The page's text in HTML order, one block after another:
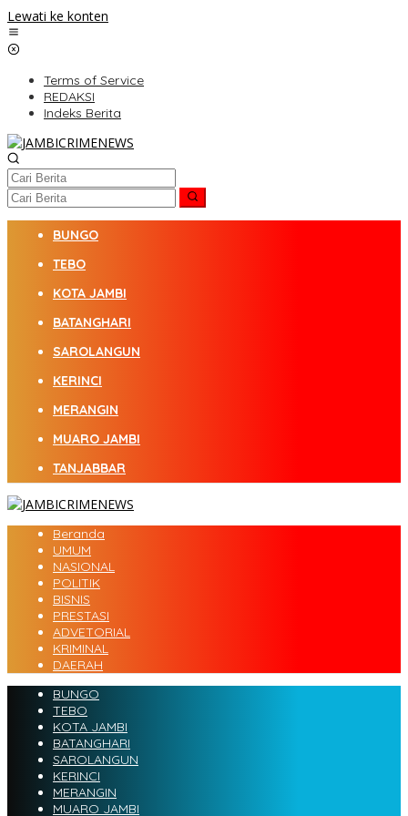
Lewati ke konten
Terms of Service
REDAKSI
Indeks Berita
BUNGO
TEBO
KOTA JAMBI
BATANGHARI
SAROLANGUN
KERINCI
MERANGIN
MUARO JAMBI
TANJABBAR
Beranda
UMUM
NASIONAL
POLITIK
BISNIS
PRESTASI
ADVETORIAL
KRIMINAL
DAERAH
BUNGO
TEBO
KOTA JAMBI
BATANGHARI
SAROLANGUN
KERINCI
MERANGIN
MUARO JAMBI